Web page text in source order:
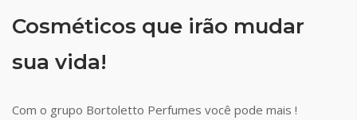
Cosméticos que irão mudar
sua vida!
Com o grupo Bortoletto Perfumes você pode mais !